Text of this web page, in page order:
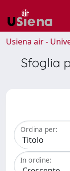
Usiena air -
Sfoglia
Ordina per:
In ordine: